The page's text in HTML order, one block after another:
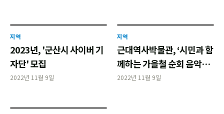
지역
2023년, '군산시 사이버 기
자단' 모집
2022년 11월 9일
지역
근대역사박물관, ‘시민과 함
께하는 가을철 순회 음악회’
개최
2022년 11월 9일